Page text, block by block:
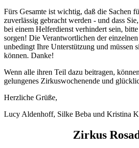
Fürs Gesamte ist wichtig, daß die Sachen
zuverlässig gebracht werden - und dass
bei einem Helferdienst verhindert sein,
sorgen! Die Verantwortlichen der
unbedingt Ihre Unterstützung und müssen
können. Danke!
Wenn alle ihren Teil dazu beitragen,
gelungenes Zirkuswochenende und
Herzliche Grüße,
Lucy Aldenhoff, Silke Beba und Kristina
Zirkus